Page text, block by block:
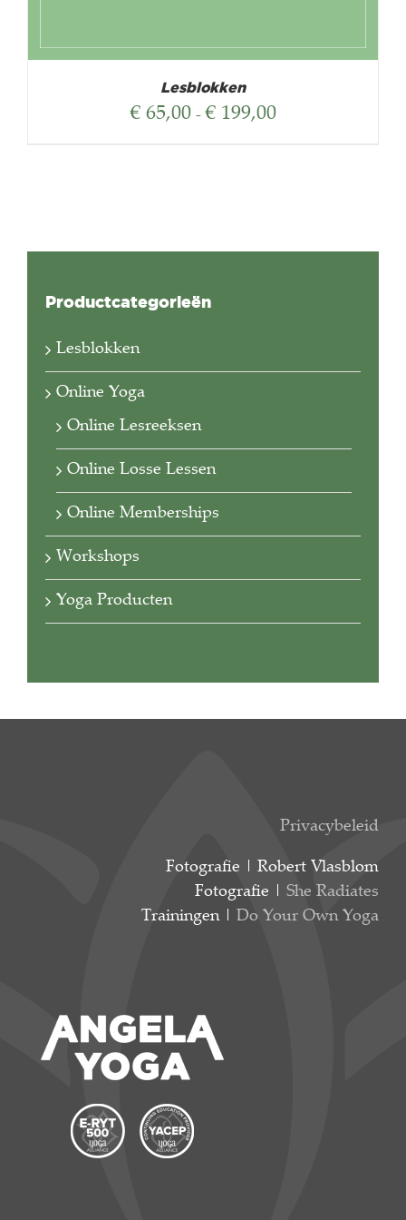
Lesblokken
€65,00 - €199,00Prijsklasse:
Productcategorieën
Lesblokken
Online Yoga
Online Lesreeksen
Online Losse Lessen
Online Memberships
Workshops
Yoga Producten
Privacybeleid
Fotografie | Robert Vlasblom
Fotografie | She Radiates
Trainingen | Do Your Own Yoga